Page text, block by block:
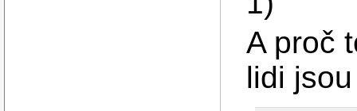
A proč
lidi